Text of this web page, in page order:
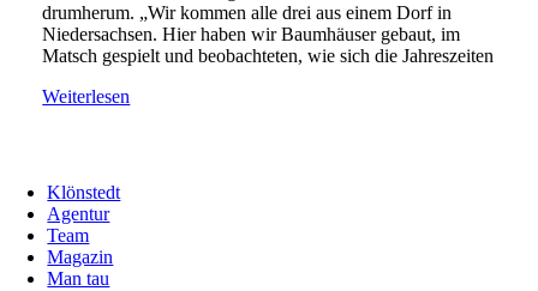
drumherum. „Wir kommen alle drei aus einem Dorf in
Niedersachsen. Hier haben wir Baumhäuser gebaut, im
Matsch gespielt und beobachteten, wie sich die Jahreszeiten
Weiterlesen
Klönstedt
Agentur
Team
Magazin
Man tau